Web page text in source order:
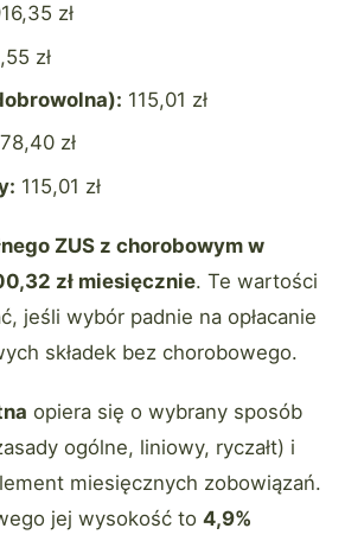
zł
zł
115,01 zł
78,40 zł
115,01 zł
ZUS z chorobowym w
zł miesięcznie. Te wartości
jeśli wybór padnie na opłacanie
składek bez chorobowego.
opiera się o wybrany sposób
ogólne, liniowy, ryczałt) i
miesięcznych zobowiązań.
jej wysokość to 4,9%